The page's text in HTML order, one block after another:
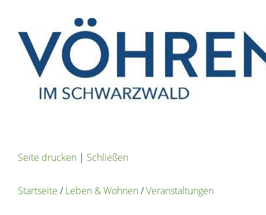
Seite drucken | Schließen
Startseite /Leben & Wohnen/Veranstaltungen